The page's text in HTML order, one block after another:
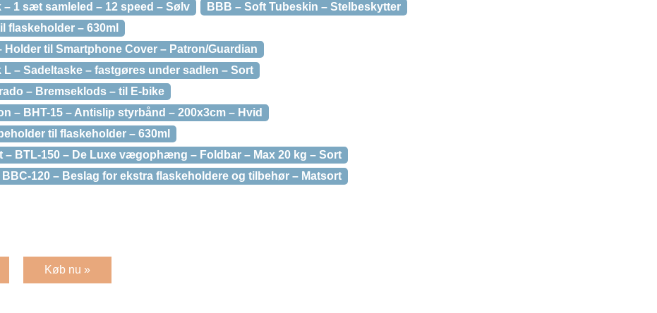
– 1 sæt samleled – 12 speed – Sølv
BBB – Soft Tubeskin – Stelbeskytter
flaskeholder – 630ml
Holder til Smartphone Cover – Patron/Guardian
L – Sadeltaske – fastgøres under sadlen – Sort
– Bremseklods – til E-bike
– BHT-15 – Antislip styrbånd – 200x3cm – Hvid
til flaskeholder – 630ml
– BTL-150 – De Luxe vægophæng – Foldbar – Max 20 kg – Sort
120 – Beslag for ekstra flaskeholdere og tilbehør – Matsort
Køb nu »